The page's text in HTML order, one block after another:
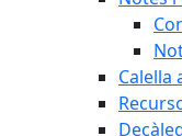
Calella